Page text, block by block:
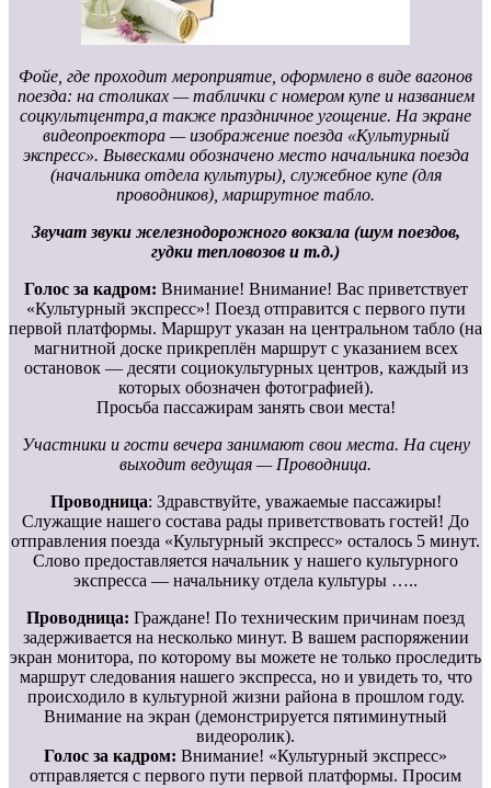
Фойе, где проходит мероприятие, оформлено в виде вагонов
поезда: на столиках — таблички с номером купе и названием
соцкультцентра,а также праздничное угощение. На экране
видеопроектора — изображение поезда «Культурный
экспресс». Вывесками обозначено место начальника поезда
(начальника отдела культуры), служебное купе (для
проводников), маршрутное табло.
Звучат звуки железнодорожного вокзала (шум поездов,
гудки тепловозов и т.д.)
Голос за кадром: Внимание! Внимание! Вас приветствует
«Культурный экспресс»! Поезд отправится с первого пути
первой платформы. Маршрут указан на центральном табло (на
магнитной доске прикреплён маршрут с указанием всех
остановок — десяти социокультурных центров, каждый из
которых обозначен фотографией).
Просьба пассажирам занять свои места!
Участники и гости вечера занимают свои места. На сцену
выходит ведущая — Проводница.
Проводница: Здравствуйте, уважаемые пассажиры!
Служащие нашего состава рады приветствовать гостей! До
отправления поезда «Культурный экспресс» осталось 5 минут.
Слово предоставляется начальник у нашего культурного
экспресса — начальнику отдела культуры …..
Проводница: Граждане! По техническим причинам поезд
задерживается на несколько минут. В вашем распоряжении
экран монитора, по которому вы можете не только проследить
маршрут следования нашего экспресса, но и увидеть то, что
происходило в культурной жизни района в прошлом году.
Внимание на экран (демонстрируется пятиминутный
видеоролик).
Голос за кадром: Внимание! «Культурный экспресс»
отправляется с первого пути первой платформы. Просим